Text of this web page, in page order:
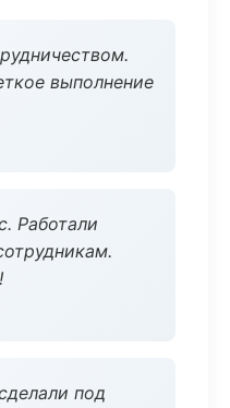
выполнение
Работали
под